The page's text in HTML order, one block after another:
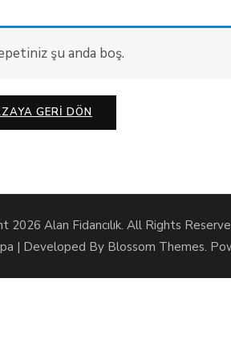
şu anda boş.
GERI DÖN
2026 Alan Fidancılık. All Rights
| Developed By Blossom Themes.